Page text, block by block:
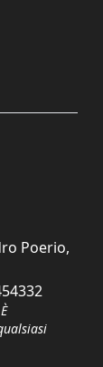
Poerio,